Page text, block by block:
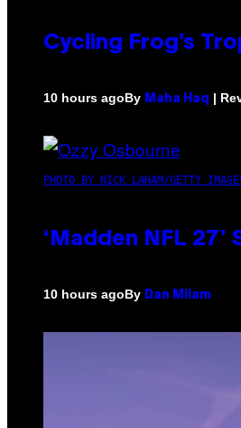
Cycling Frog’s
10 hours agoBy Maha Haq |
PHOTO BY NICK LAHAM/GETTY
‘Madden NFL
10 hours agoBy Dan Milam